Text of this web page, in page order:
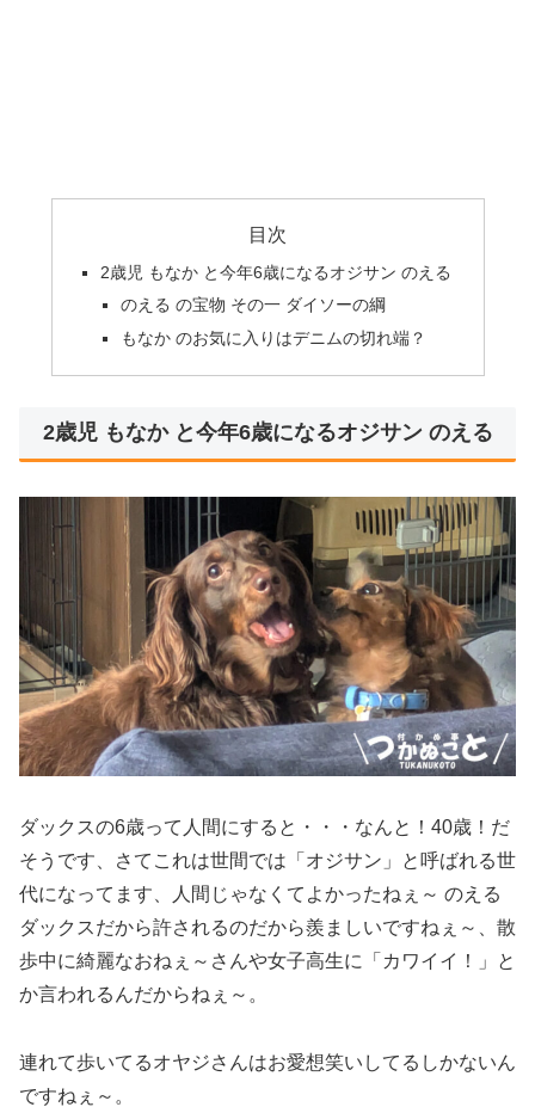
目次
2歳児 もなか と今年6歳になるオジサン のえる
のえる の宝物 その一 ダイソーの綱
もなか のお気に入りはデニムの切れ端？
2歳児 もなか と今年6歳になるオジサン のえる
ダックスの6歳って人間にすると・・・なんと！40歳！だ
そうです、さてこれは世間では「オジサン」と呼ばれる世
代になってます、人間じゃなくてよかったねぇ～ のえる
ダックスだから許されるのだから羨ましいですねぇ～、散
歩中に綺麗なおねぇ～さんや女子高生に「カワイイ！」と
か言われるんだからねぇ～。
連れて歩いてるオヤジさんはお愛想笑いしてるしかないん
ですねぇ～。